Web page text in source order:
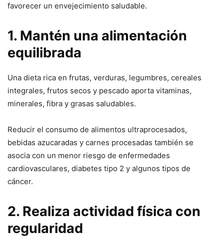
favorecer un envejecimiento saludable.
1. Mantén una alimentación
equilibrada
Una dieta rica en frutas, verduras, legumbres, cereales
integrales, frutos secos y pescado aporta vitaminas,
minerales, fibra y grasas saludables.
Reducir el consumo de alimentos ultraprocesados,
bebidas azucaradas y carnes procesadas también se
asocia con un menor riesgo de enfermedades
cardiovasculares, diabetes tipo 2 y algunos tipos de
cáncer.
2. Realiza actividad física con
regularidad